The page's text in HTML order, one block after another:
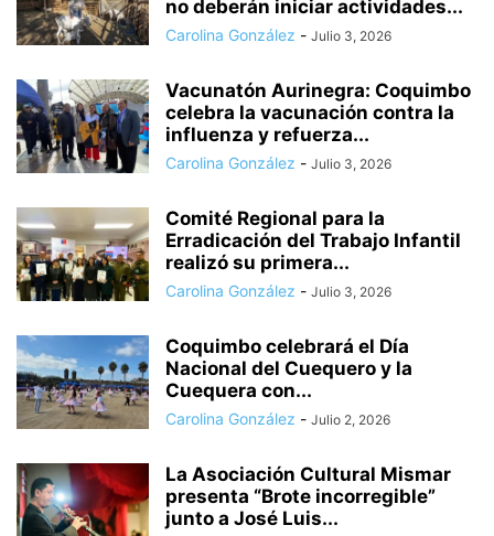
no deberán iniciar actividades...
Carolina González - Julio 3, 2026
Vacunatón Aurinegra: Coquimbo
celebra la vacunación contra la
influenza y refuerza...
Carolina González - Julio 3, 2026
Comité Regional para la
Erradicación del Trabajo Infantil
realizó su primera...
Carolina González - Julio 3, 2026
Coquimbo celebrará el Día
Nacional del Cuequero y la
Cuequera con...
Carolina González - Julio 2, 2026
La Asociación Cultural Mismar
presenta “Brote incorregible”
junto a José Luis...